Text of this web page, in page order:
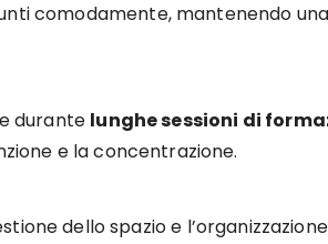
comodamente, mantenendo
durante lunghe sessioni di
e la concentrazione.
dello spazio e